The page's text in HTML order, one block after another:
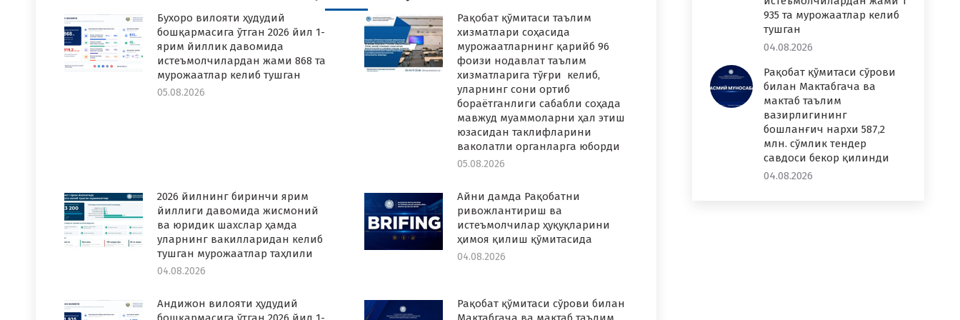
Бухоро вилояти ҳудудий
бошқармасига ўтган 2026 йил 1-
ярим йиллик давомида
истеъмолчилардан жами 868 та
мурожаатлар келиб тушган
05.08.2026
Рақобат қўмитаси таълим
хизматлари соҳасида
мурожаатларнинг қарийб 96
фоизи нодавлат таълим
хизматларига тўғри келиб,
уларнинг сони ортиб
бораётганлиги сабабли соҳада
мавжуд муаммоларни ҳал этиш
юзасидан таклифларини
ваколатли органларга юборди
05.08.2026
2026 йилнинг биринчи ярим
йиллиги давомида жисмоний
ва юридик шахслар ҳамда
уларнинг вакилларидан келиб
тушган мурожаатлар таҳлили
04.08.2026
Айни дамда Рақобатни
ривожлантириш ва
истеъмолчилар ҳуқуқларини
ҳимоя қилиш қўмитасида
04.08.2026
Андижон вилояти ҳудудий
Рақобат қўмитаси сўрови билан
935 та мурожаатлар келиб
тушган
04.08.2026
Рақобат қўмитаси сўрови
билан Мактабгача ва
мактаб таълим
вазирлигининг
бошланғич нархи 587,2
млн. сўмлик тендер
савдоси бекор қилинди
04.08.2026